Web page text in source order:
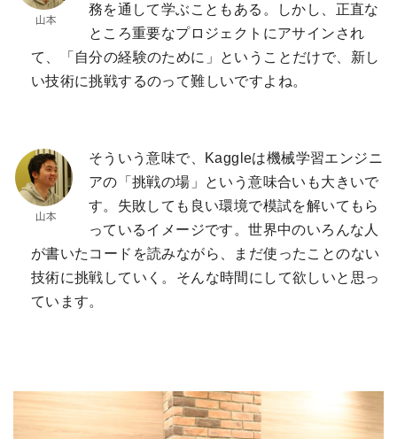
務を通して学ぶこともある。しかし、正直な
ところ重要なプロジェクトにアサインされ
て、「自分の経験のために」ということだけで、新し
い技術に挑戦するのって難しいですよね。
そういう意味で、Kaggleは機械学習エンジニ
アの「挑戦の場」という意味合いも大きいで
す。失敗しても良い環境で模試を解いてもら
っているイメージです。世界中のいろんな人
が書いたコードを読みながら、まだ使ったことのない
技術に挑戦していく。そんな時間にして欲しいと思っ
ています。